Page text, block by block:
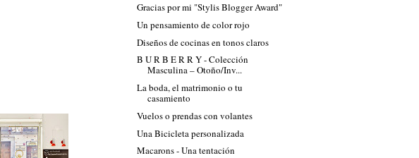
Gracias por mi "Stylis Blogger Award"
Un pensamiento de color rojo
Diseños de cocinas en tonos claros
B U R B E R R Y - Colección
Masculina – Otoño/Inv...
La boda, el matrimonio o tu
casamiento
Vuelos o prendas con volantes
Una Bicicleta personalizada
Macarons - Una tentación